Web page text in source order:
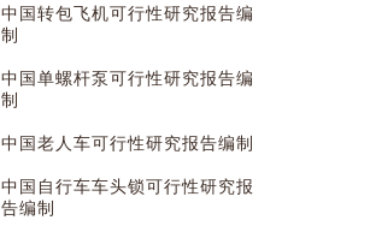
中国转包飞机可行性研究报告编
制
中国单螺杆泵可行性研究报告编
制
中国老人车可行性研究报告编制
中国自行车车头锁可行性研究报
告编制